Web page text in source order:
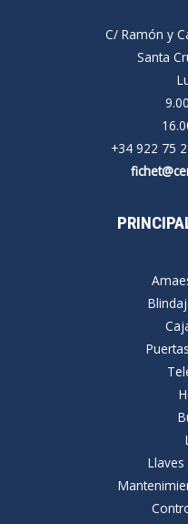
C/ Ramón y
Santa
+34 922 75